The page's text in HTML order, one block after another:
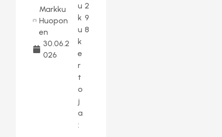
Markku
Huopon
en
30.06.2
026
u
k
u
k
e
r
t
o
j
a
:
2
9
8